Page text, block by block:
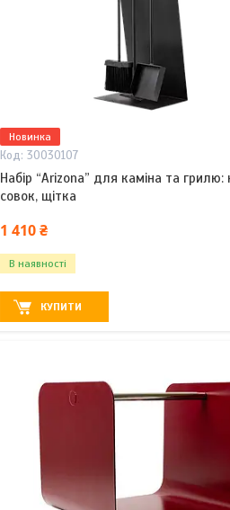
Новинка
30030107
Набір “Arizona” для каміна та грилю:
совок, щітка
1 410 ₴
В наявності
КУПИТИ